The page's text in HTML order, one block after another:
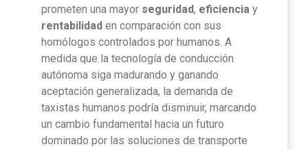
prometen una mayor seguridad, eficiencia y
rentabilidad en comparación con sus
homólogos controlados por humanos. A
medida que la tecnología de conducción
autónoma siga madurando y ganando
aceptación generalizada, la demanda de
taxistas humanos podría disminuir, marcando
un cambio fundamental hacia un futuro
dominado por las soluciones de transporte